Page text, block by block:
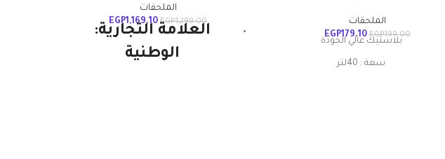
الملحقات
EGP199.00
EGP179.10
بلاستيك عالي الجودة
سعة : 40لتر
الملحقات
EGP1,299.00
EGP1,169.10
العلامة التجارية:
الوطنية